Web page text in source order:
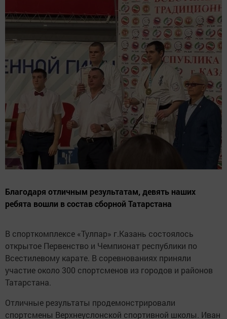
Благодаря отличным результатам, девять наших
ребята вошли в состав сборной Татарстана
В спорткомплексе «Тулпар» г.Казань состоялось
открытое Первенство и Чемпионат республики по
Всестилевому карате. В соревнованиях приняли
участие около 300 спортсменов из городов и районов
Татарстана.
Отличные результаты продемонстрировали
спортсмены Верхнеуслонской спортивной школы. Иван